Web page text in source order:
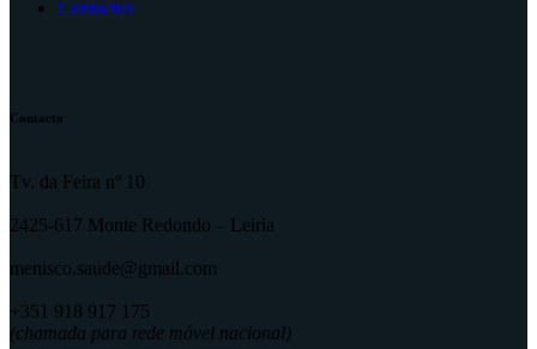
Contactos
Contacto
Tv. da Feira nº 10
2425-617 Monte Redondo – Leiria
menisco.saude@gmail.com
+351 918 917 175
(chamada para rede móvel nacional)